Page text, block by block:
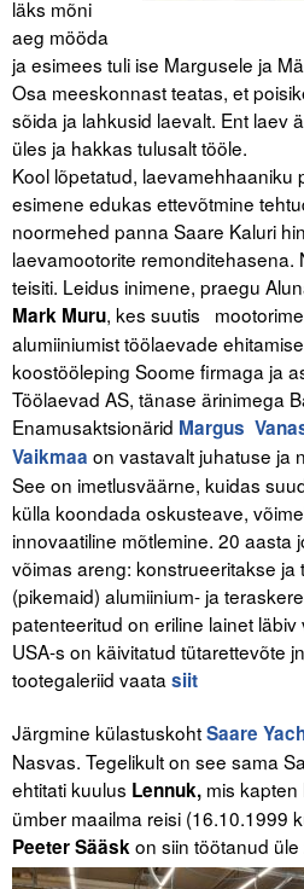
läks mõni
aeg mööda
ja esimees tuli ise Margusele ja
Osa meeskonnast teatas, et
sõida ja lahkusid laevalt. Ent laev
üles ja hakkas tulusalt tööle.
Kool lõpetatud, laevamehhaaniku
esimene edukas ettevõtmine
noormehed panna Saare Kaluri
laevamootorite remonditehasena.
teisiti. Leidus inimene, praegu
Mark Muru, kes suutis
alumiiniumist töölaevade
koostööleping Soome firmaga ja
Töölaevad AS, tänase ärinimega
Enamusaktsionärid Margus
Vaikmaa on vastavalt juhatuse ja
See on imetlusväärne, kuidas
külla koondada oskusteave,
innovaatiline mõtlemine. 20 aasta
võimas areng: konstrueeritakse
(pikemaid) alumiinium- ja
patenteeritud on eriline lainet
USA-s on käivitatud tütarettevõte
tootegaleriid vaata siit
Järgmine külastuskohtSaare
Nasvas. Tegelikult on see sama
ehtitati kuulus Lennuk, mis kapten
ümber maailma reisi (16.10.1999
Peeter Sääskon siin töötanud